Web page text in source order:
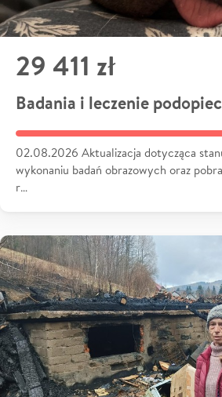
29 411 zł
Badania i leczenie
02.08.2026 Aktualizacja dotycząca
wykonaniu badań obrazowych oraz
r…